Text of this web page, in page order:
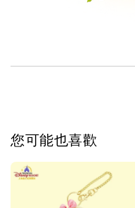
您可能也喜歡